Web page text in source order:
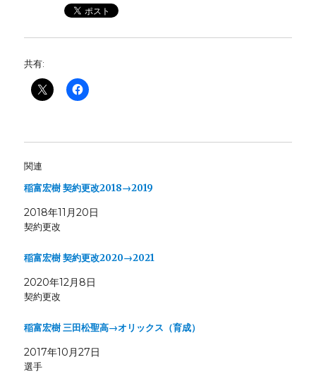
共有:
関連
稲富宏樹 契約更改2018→2019
2018年11月20日
契約更改
稲富宏樹 契約更改2020→2021
2020年12月8日
契約更改
稲富宏樹 三田松聖高→オリックス（育成）
2017年10月27日
選手